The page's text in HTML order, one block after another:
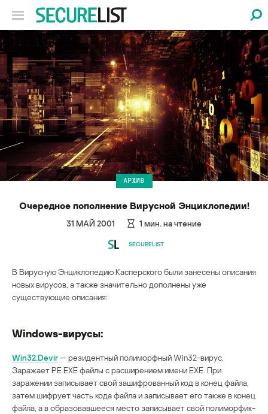
АРХИВ
Очередное пополнение Вирусной Энциклопедии!
31 МАЙ 2001 1 мин. на чтение
SECURELIST
В Вирусную Энциклопедию Касперского были занесены описания
новых вирусов, а также значительно дополнены уже
существующие описания:
Windows-вирусы:
Win32.Devir— резидентный полиморфный Win32-вирус.
Заражает PE EXE файлы с расширением имени EXE. При
заражении записывает свой зашифрованный код в конец файла,
затем шифрует часть кода файла и записывает его также в конец
файла, а в образовавшееся место записывает свой полиморфик-